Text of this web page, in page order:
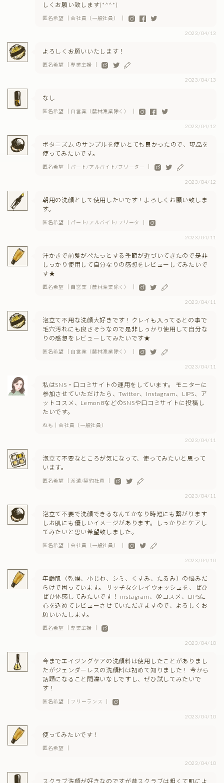
しくお願い致します(*^^*)
匿名希望 ｜会社員（一般社員） ｜
2023/04/13
よろしくお願いいたします！
匿名希望 ｜専業主婦 ｜
2023/04/13
なし
匿名希望 ｜自営業（農林漁業除く） ｜
2023/04/12
ボタニズム のサンプルを使いとても良かったので、現品を
使ってみたいです。
匿名希望 ｜パート/アルバイト/フリーター ｜
2023/04/12
朝用の洗顔として使用したいです！よろしくお願い致しま
す。
匿名希望 ｜パート/アルバイト/フリータ ｜
2023/04/11
汗かきで前髪がぺたっとする季節が近づいてきたので是非
しっかり使用して自分なりの感想をレビューしてみたいで
す★
匿名希望 ｜自営業（農林漁業除く） ｜
2023/04/11
泡立て不用な洗顔大好きです！クレイも入ってるとの事で
毛穴汚れにも良さそうなので是非しっかり使用して自分な
りの感想をレビューしてみたいです★
匿名希望 ｜自営業（農林漁業除く） ｜
2023/04/11
私はSNS・口コミサイトの運用をしています。 モニターに
参加させていただけたら、Twitter、Instagram、LIPS、ア
ットコスメ、Lemon8などのSNSや口コミサイトに投稿し
たいです。
ねも｜会社員（一般社員）
2023/04/11
泡立て不要なところが気になって、使ってみたいと思って
います。
匿名希望 ｜派遣/契約社員 ｜
2023/04/11
泡立て不要で洗顔できるなんてかなり時短にも繋がります
しお肌にも優しいイメージがあります。しっかりとケアし
てみたいと思い希望致しました。
匿名希望 ｜会社員（一般社員） ｜
2023/04/10
年齢肌（乾燥、小じわ、シミ、くすみ、たるみ）の悩みだ
らけで困っています。 リッチなクレイウォッシュを、ぜひ
ぜひ体感してみたいです！ instagram、＠コスメ、LIPSに
心を込めてレビューさせていただきますので、よろしくお
願いいたします。
匿名希望 ｜専業主婦 ｜
2023/04/10
今までエイジングケアの洗顔料は使用したことがありまし
たがジェンダーレスの洗顔料は初めて知りました！ 今から
話題になること間違いなしですし、ぜひ試してみたいで
す！
匿名希望 ｜フリーランス ｜
2023/04/10
使ってみたいです！
匿名希望 ｜
2023/04/10
スクラブ洗顔が好きなのですが昔スクラブは粗くて肌によ